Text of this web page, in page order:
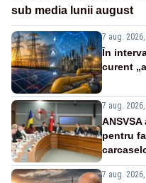
sub media lunii august
7 aug. 2026,
În
curent
7 aug. 2026,
pentru
7 aug. 2026,